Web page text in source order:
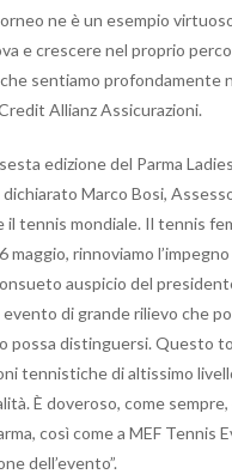
ne è un esempio
e crescere nel proprio
sentiamo profondamente
Allianz Assicurazioni.
sesta edizione del Parma
Marco Bosi,
tennis mondiale. Il tennis
maggio, rinnoviamo
auspicio del
di grande rilievo che
possa distinguersi. Questo
tennistiche di altissimo
È doveroso, come
così come a MEF
dell’evento”.